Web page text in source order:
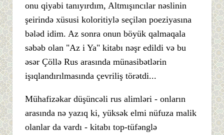
onu qiyabi tanıyırdım, Altmışıncılar nəslinin
şeirində xüsusi koloritiylə seçilən poeziyasına
bələd idim. Az sonra onun böyük qalmaqala
səbəb olan "Az i Ya" kitabı nəşr edildi və bu
əsər Çöllə Rus arasında münasibətlərin
işıqlandırılmasında çevriliş törətdi...
Mühafizəkar düşüncəli rus alimləri - onların
arasında nə yazıq ki, yüksək elmi nüfuza malik
olanlar da vardı - kitabı top-tüfənglə